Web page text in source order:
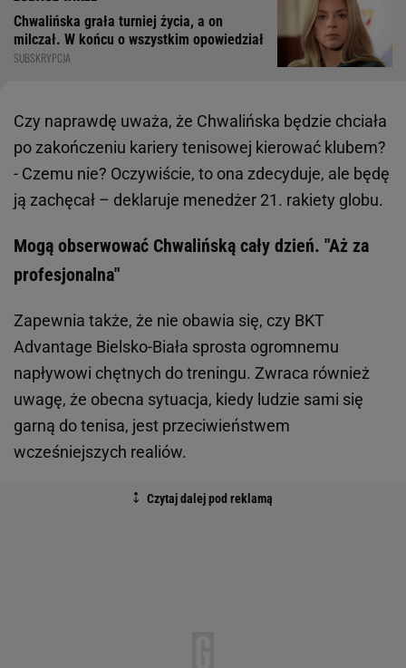
Chwalińska grała turniej życia, a on
milczał. W końcu o wszystkim opowiedział
SUBSKRYPCJA
Czy naprawdę uważa, że Chwalińska będzie chciała
po zakończeniu kariery tenisowej kierować klubem?
- Czemu nie? Oczywiście, to ona zdecyduje, ale będę
ją zachęcał – deklaruje menedżer 21. rakiety globu.
Mogą obserwować Chwalińską cały dzień. "Aż za
profesjonalna"
Zapewnia także, że nie obawia się, czy BKT
Advantage Bielsko-Biała sprosta ogromnemu
napływowi chętnych do treningu. Zwraca również
uwagę, że obecna sytuacja, kiedy ludzie sami się
garną do tenisa, jest przeciwieństwem
wcześniejszych realiów.